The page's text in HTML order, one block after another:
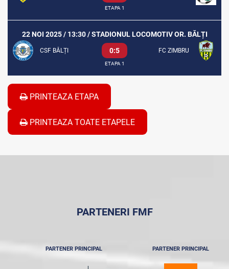
ETAPA 1
22 NOI 2025 / 13:30 / STADIONUL LOCOMOTIV OR. BĂLȚI
CSF BĂLȚI 0:5 FC ZIMBRU
ETAPA 1
PRINTEAZA ETAPA
PRINTEAZA TOATE ETAPELE
PARTENERI FMF
PARTENER PRINCIPAL PARTENER PRINCIPAL